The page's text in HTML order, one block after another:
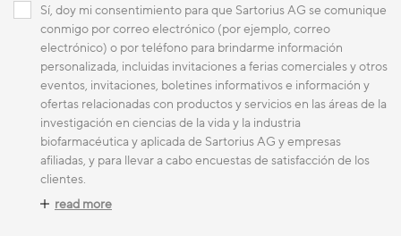
Sí, doy mi consentimiento para que Sartorius AG se comunique
conmigo por correo electrónico (por ejemplo, correo
electrónico) o por teléfono para brindarme información
personalizada, incluidas invitaciones a ferias comerciales y otros
eventos, invitaciones, boletines informativos e información y
ofertas relacionadas con productos y servicios en las áreas de la
investigación en ciencias de la vida y la industria
biofarmacéutica y aplicada de Sartorius AG y empresas
afiliadas, y para llevar a cabo encuestas de satisfacción de los
clientes.
read more